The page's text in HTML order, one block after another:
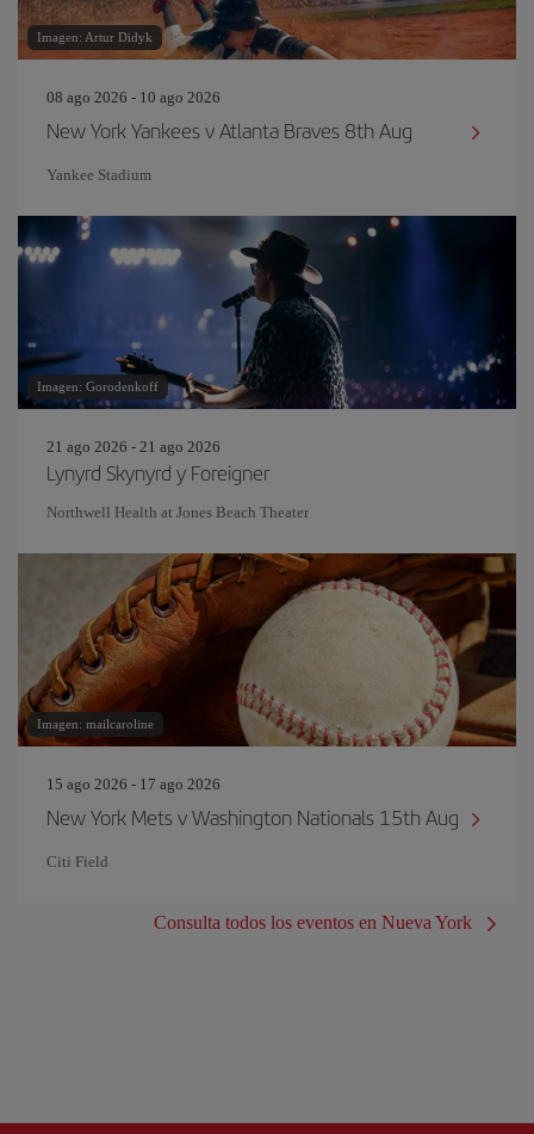
Imagen: Artur Didyk
08 ago 2026 - 10 ago 2026
New York Yankees v Atlanta Braves 8th Aug
Yankee Stadium
Imagen: Gorodenkoff
21 ago 2026 - 21 ago 2026
Lynyrd Skynyrd y Foreigner
Northwell Health at Jones Beach Theater
Imagen: mailcaroline
15 ago 2026 - 17 ago 2026
New York Mets v Washington Nationals 15th Aug
Citi Field
Consulta todos los eventos en Nueva York